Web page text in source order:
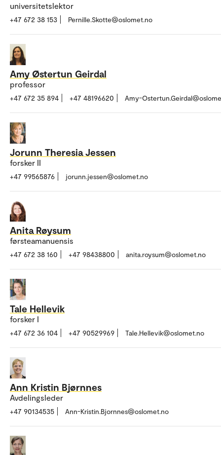
universitetslektor
+47 672 38 153 Pernille.Skotte@oslomet.no
Amy Østertun Geirdal
professor
+47 672 35 894 +47 48196620 Amy-
Jorunn Theresia Jessen
forsker II
+47 99565876 jorunn.jessen@oslomet.no
Anita Røysum
førsteamanuensis
+47 672 38 160 +47 98438800 anita.roysum@oslomet.no
Tale Hellevik
forsker I
+47 672 36 104 +47 90529969 Tale.Hellevik@oslomet.no
Ann Kristin Bjørnnes
Avdelingsleder
+47 90134535 Ann-Kristin.Bjornnes@oslomet.no